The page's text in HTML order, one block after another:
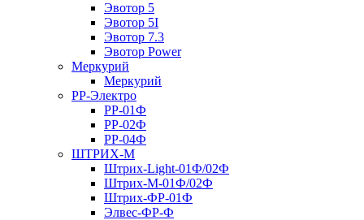
Эвотор 5
Эвотор 5I
Эвотор 7.3
Эвотор Power
Меркурий
Меркурий
РР-Электро
РР-01Ф
РР-02Ф
РР-04Ф
ШТРИХ-М
Штрих-Light-01Ф/02Ф
Штрих-М-01Ф/02Ф
Штрих-ФР-01Ф
Элвес-ФР-Ф